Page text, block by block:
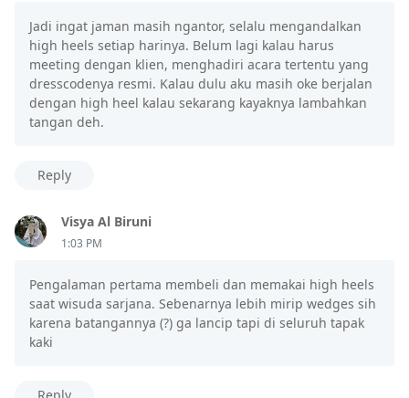
Jadi ingat jaman masih ngantor, selalu mengandalkan
high heels setiap harinya. Belum lagi kalau harus
meeting dengan klien, menghadiri acara tertentu yang
dresscodenya resmi. Kalau dulu aku masih oke berjalan
dengan high heel kalau sekarang kayaknya lambahkan
tangan deh.
Reply
Visya Al Biruni
1:03 PM
Pengalaman pertama membeli dan memakai high heels
saat wisuda sarjana. Sebenarnya lebih mirip wedges sih
karena batangannya (?) ga lancip tapi di seluruh tapak
kaki